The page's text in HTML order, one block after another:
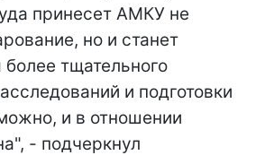
принесет АМКУ не
но и станет
тщательного
и подготовки
и в отношении
- подчеркнул